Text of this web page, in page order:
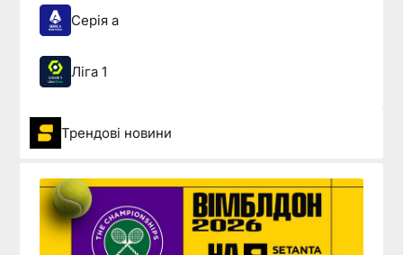
Серія а
Ліга 1
Трендові новини